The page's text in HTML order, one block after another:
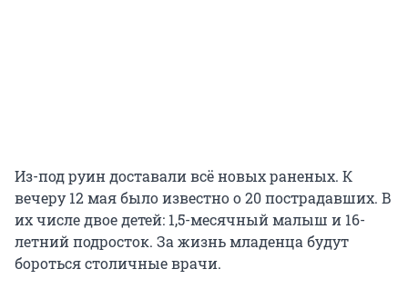
Из-под руин доставали всё новых раненых. К
вечеру 12 мая было известно о 20 пострадавших. В
их числе двое детей: 1,5-месячный малыш и 16-
летний подросток. За жизнь младенца будут
бороться столичные врачи.